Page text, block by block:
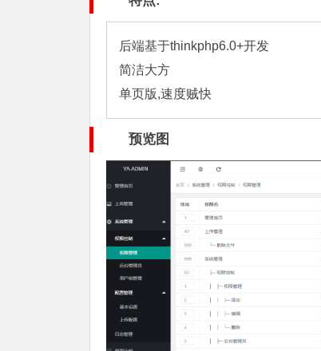
后端基于thinkphp6.0+开发
简洁大方
单页版,速度贼快
预览图